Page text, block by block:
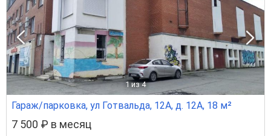
1 из 4
Гараж/парковка, ул Готвальда, 12А, д. 12А, 18 м²
7 500 ₽ в месяц